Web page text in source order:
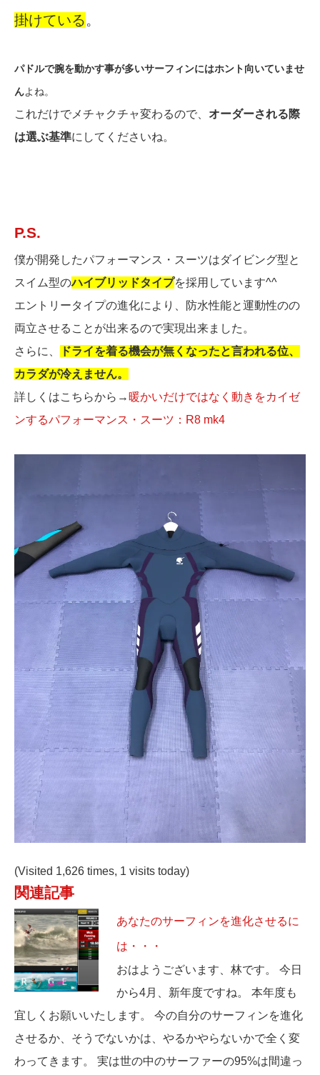
掛けている。
パドルで腕を動かす事が多いサーフィンにはホント向いていませ
んよね。
これだけでメチャクチャ変わるので、 オーダーされる際
は選ぶ基準にしてくださいね。
P.S.
僕が開発したパフォーマンス・スーツはダイビング型と
スイム型のハイブリッドタイプを採用しています^^
エントリータイプの進化により、防水性能と運動性のの
両立させることが出来るので実現出来ました。
さらに、
ドライを着る機会が無くなったと言われる位、
カラダが冷えません。
詳しくはこちらから→ 暖かいだけではなく動きをカイゼ
ンするパフォーマンス・スーツ：R8 mk4
(Visited 1,626 times, 1 visits today)
関連記事
あなたのサーフィンを進化させるに
は・・・
おはようございます、林です。 今日
から4月、新年度ですね。 本年度も
宜しくお願いいたします。 今の自分のサーフィンを進化
させるか、そうでないかは、やるかやらないかで全く変
わってきます。 実は世の中のサーファーの95%は間違っ